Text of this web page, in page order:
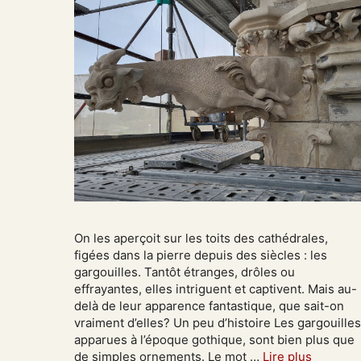
On les aperçoit sur les toits des cathédrales,
figées dans la pierre depuis des siècles : les
gargouilles. Tantôt étranges, drôles ou
effrayantes, elles intriguent et captivent. Mais au-
delà de leur apparence fantastique, que sait-on
vraiment d’elles? Un peu d’histoire Les
apparues à l’époque gothique, sont bien plus que
de simples ornements. Le mot … Lire plus